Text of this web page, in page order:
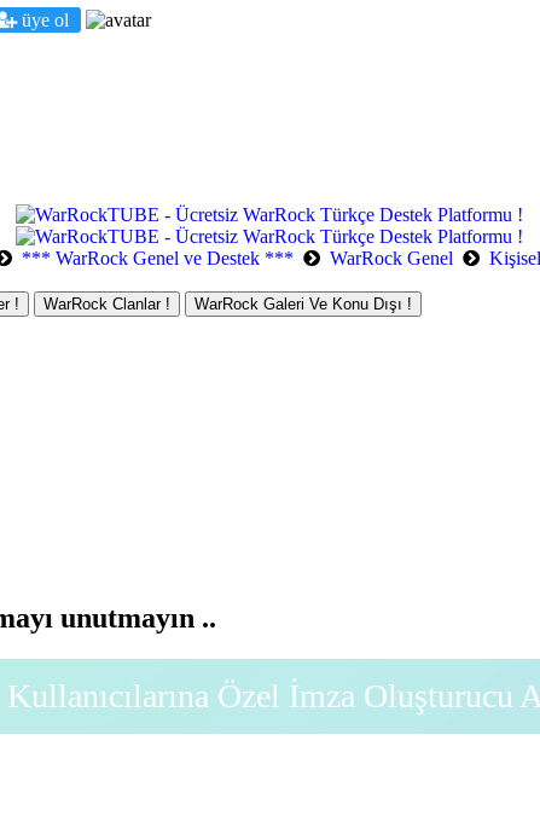
üye ol
*** WarRock Genel ve Destek *** WarRock Genel
! WarRock Clanlar ! WarRock Galeri Ve Konu Dışı !
unutmayın ..
Kullanıcılarına Özel İmza